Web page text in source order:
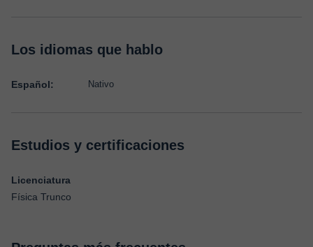
Los idiomas que hablo
Español: Nativo
Estudios y certificaciones
Licenciatura
Física Trunco